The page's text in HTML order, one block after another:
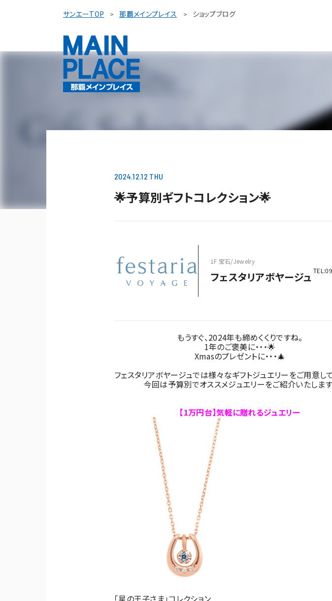
サンエーTOP 那覇メインプレイス ショップブログ
2024.12.12 THU
🌟予算別ギフトコレクション🌟
1F 宝石/Jewelry
フェスタリアボヤージュ
もうすぐ、2024年も締めくくりですね。
1年のご褒美に・・・🌟
Xmasのプレゼントに・・・🎄
フェスタリアボヤージュでは様々なギフトジュエリーをご用意して
今回は予算別でオススメジュエリーをご紹介いたします
【1万円台】気軽に贈れるジュエリー
「星の王子さま」コレクション